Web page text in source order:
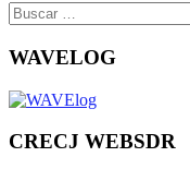
Buscar:
WAVELOG
CRECJ WEBSDR